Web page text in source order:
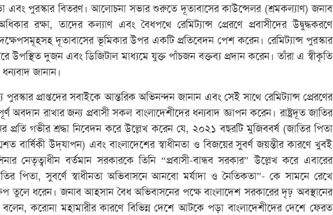
এবং পুরস্কার বিতরণ। আলোচনা সভার শুরুতে দূতাবাসের কাউন্সেলর (শ্রমকল্যাণ) জনাব
রক্ষা, তাদের কল্যাণ এবং বৈধপথে রেমিট্যান্স প্রেরণে প্রবাসীদের উদ্বুদ্ধকরণে
দূতাবাসের ভূমিকার উপর একটি প্রতিবেদন পেশ করেন। রেমিট্যান্স পুরস্কার
উপস্থিত দুজন এবং ডিজিটাল মাধ্যমে যুক্ত পাঁচজন বক্তব্য প্রদান করেন। তাঁরা এ স্বীকৃতি
জানান।
প্রাপ্তদের সবাইকে আন্তরিক অভিনন্দন জানান এবং সেই সাথে রেমিট্যান্স প্রেরণের
অবদান রাখার জন্য প্রবাসী সকল বাংলাদেশীদের ধন্যবাদ জ্ঞাপন করেন। রাষ্ট্রদূত জাতির
প্রতি গভীর শ্রদ্ধা নিবেদন করে উল্লেখ করেন যে, ২০২১ বছরটি মুজিববর্ষ (জাতির পিতা
বার্ষিকী উদ্‌যাপন) এবং বাংলাদেশের স্বাধীনতা ও বিজয়ের সুবর্ণ জয়ন্তীর কারণে খুবই
নেতৃত্বাধীন বর্তমান সরকারকে তিনি “প্রবাসী-বান্ধব সরকার” উল্লেখ করে এবারের
পিতা, সুবর্ণে স্বাধীনতা অভিবাসনে আনবো মর্যাদা ও নৈতিকতা”- কে সামনে রেখে
তুলে ধরেন। জনাব আহসান বৈধ অভিবাসনের পক্ষে বাংলাদেশ সরকারের দৃঢ় অবস্থানের
করোনা মহামারীর কারণে বিভিন্ন দেশে আটকে পড়া বাংলাদেশীদের দেশে ফেরত